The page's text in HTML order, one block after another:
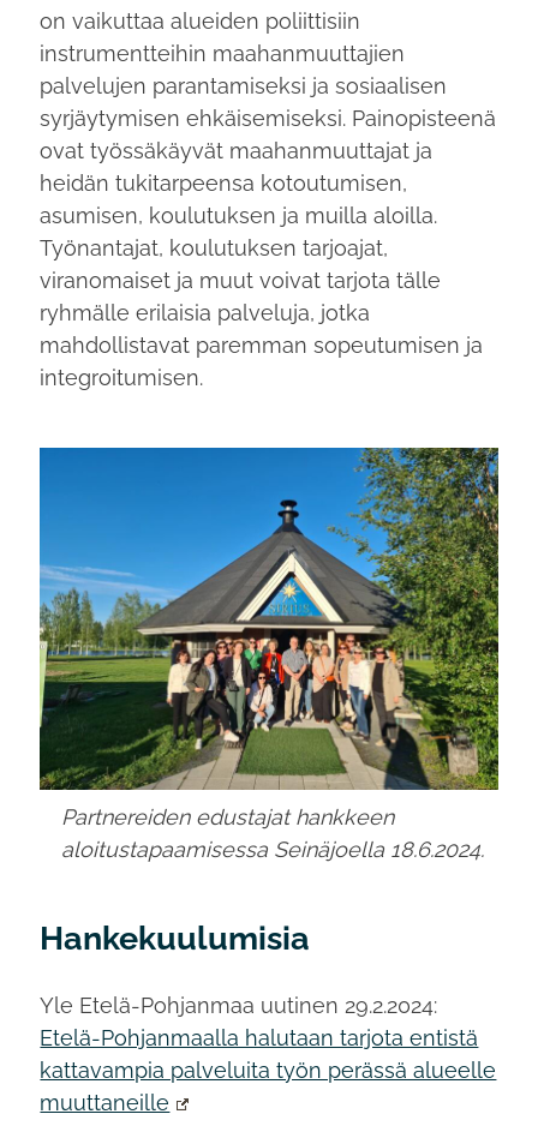
on vaikuttaa alueiden poliittisiin
instrumentteihin maahanmuuttajien
palvelujen parantamiseksi ja sosiaalisen
syrjäytymisen ehkäisemiseksi. Painopisteenä
ovat työssäkäyvät maahanmuuttajat ja
heidän tukitarpeensa kotoutumisen,
asumisen, koulutuksen ja muilla aloilla.
Työnantajat, koulutuksen tarjoajat,
viranomaiset ja muut voivat tarjota tälle
ryhmälle erilaisia ​​palveluja, jotka
mahdollistavat paremman sopeutumisen ja
integroitumisen.
Partnereiden edustajat hankkeen
aloitustapaamisessa Seinäjoella 18.6.2024.
Hankekuulumisia
Yle Etelä-Pohjanmaa uutinen 29.2.2024:
Etelä-Pohjanmaalla halutaan tarjota entistä
kattavampia palveluita työn perässä alueelle
muuttaneille